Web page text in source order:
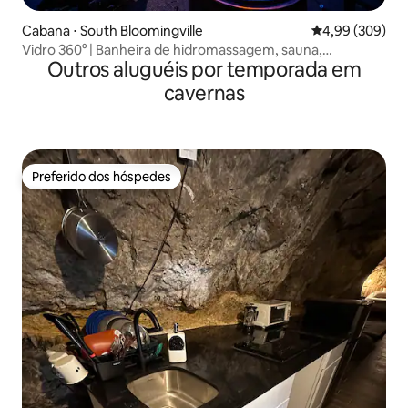
Cabana ⋅ South Bloomingville 4,99 de uma
4,99 (309)
Vidro 360° | Banheira de hidromassagem, sauna,
mergulho frio | Hocking
Outros aluguéis por temporada em
cavernas
Preferido dos hóspedes
Preferido dos hóspedes